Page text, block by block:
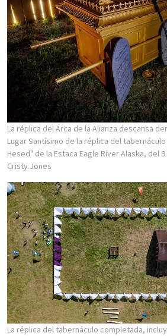
La réplica del Arca de la Alianza descansa
Lugar Santísimo de la réplica del
Hesed" de la Estaca Eagle River Alaska, del
Cristy Jones
La réplica del tabernáculo completada,